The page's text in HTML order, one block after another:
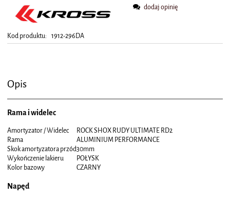
Kod produktu: 1912-296DA
dodaj opinię
Opis
Rama i widelec
Amortyzator / Widelec
ROCK SHOX RUDY ULTIMATE RD2
Rama
ALUMINIUM PERFORMANCE
Skok amortyzatora przód30mm
Wykończenie lakieru
POŁYSK
Kolor bazowy
CZARNY
Napęd